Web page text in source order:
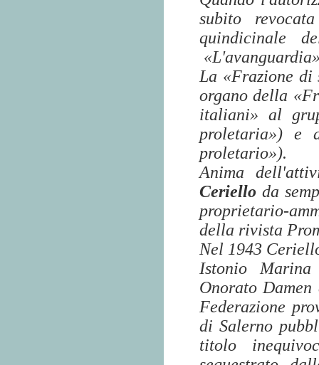
subito
quindicinale
La «Frazione di
organo della
italiani» al
proletaria») e
proletario»).
Anima
Ceriello da
proprietario-
della rivista
Nel 1943
Istonio
Onorato
Federazione
di Salerno
titolo